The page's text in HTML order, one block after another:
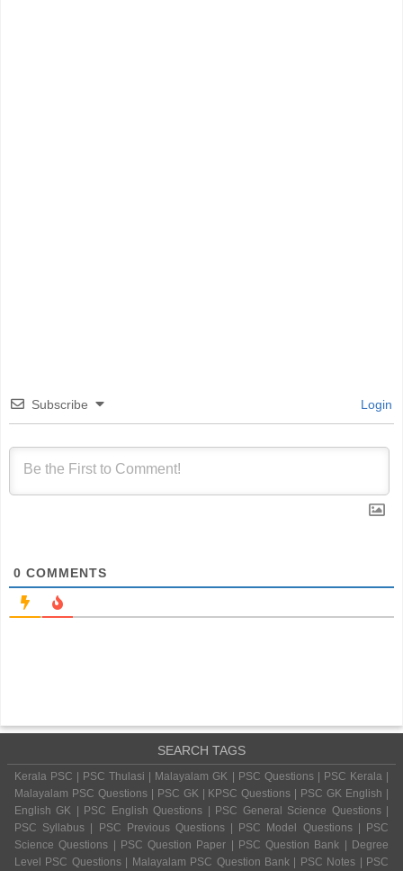
Subscribe Login
0 COMMENTS
SEARCH TAGS
Kerala PSC | PSC Thulasi | Malayalam GK | PSC Questions | PSC Kerala |
Malayalam PSC Questions | PSC GK | KPSC Questions | PSC GK English |
English GK | PSC English Questions | PSC General Science Questions |
PSC Syllabus | PSC Previous Questions | PSC Model Questions | PSC
Science Questions | PSC Question Paper | PSC Question Bank | Degree
Level PSC Questions | Malayalam PSC Question Bank | PSC Notes | PSC